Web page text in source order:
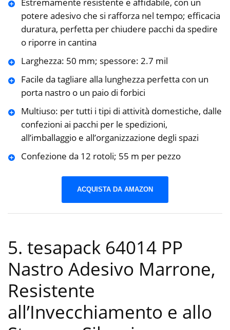
Estremamente resistente e affidabile, con un
potere adesivo che si rafforza nel tempo; efficacia
duratura, perfetta per chiudere pacchi da spedire
o riporre in cantina
Larghezza: 50 mm; spessore: 2.7 mil
Facile da tagliare alla lunghezza perfetta con un
porta nastro o un paio di forbici
Multiuso: per tutti i tipi di attività domestiche, dalle
confezioni ai pacchi per le spedizioni,
all’imballaggio e all’organizzazione degli spazi
Confezione da 12 rotoli; 55 m per pezzo
ACQUISTA DA AMAZON
5. tesapack 64014 PP
Nastro Adesivo Marrone,
Resistente
all’Invecchiamento e allo